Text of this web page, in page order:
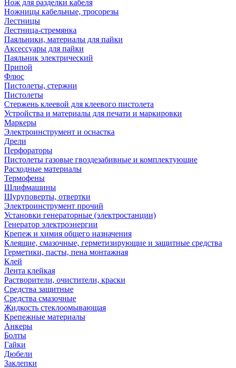
Нож для разделки кабеля
Ножницы кабельные, тросорезы
Лестницы
Лестница-стремянка
Паяльники, материалы для пайки
Аксессуары для пайки
Паяльник электрический
Припой
Флюс
Пистолеты, стержни
Пистолеты
Стержень клеевой для клеевого пистолета
Устройства и материалы для печати и маркировки
Маркеры
Электроинструмент и оснастка
Дрели
Перфораторы
Пистолеты газовые гвоздезабивные и комплектующие
Расходные материалы
Термофены
Шлифмашины
Шуруповерты, отвертки
Электроинструмент прочий
Установки генераторные (электростанции)
Генератор электроэнергии
Крепеж и химия общего назначения
Клеящие, смазочные, герметизирующие и защитные средства
Герметики, пасты, пена монтажная
Клей
Лента клейкая
Растворители, очистители, краски
Средства защитные
Средства смазочные
Жидкость стеклоомывающая
Крепежные материалы
Анкеры
Болты
Гайки
Дюбели
Заклепки